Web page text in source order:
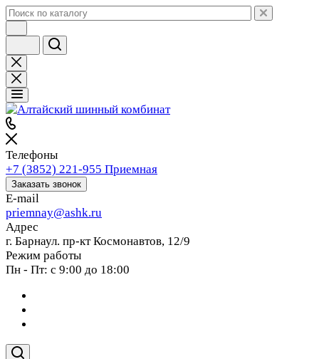
Телефоны
+7 (3852) 221-955 Приемная
Заказать звонок
E-mail
priemnay@ashk.ru
Адрес
г. Барнаул. пр-кт Космонавтов, 12/9
Режим работы
Пн - Пт: с 9:00 до 18:00